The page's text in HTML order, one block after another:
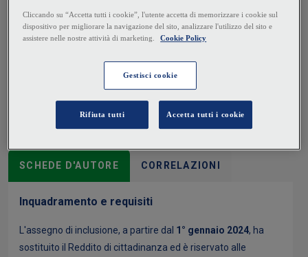
L'Assegno di Inclusione (ADI) rappresenta una
misura di sostegno al reddito e di contrasto alla
povertà, alla fragilità e all'esclusione sociale delle
fasce deboli mediante l'adozione di percorsi di
attiva del lavoro.
SCHEDE D'AUTORE CORRELAZIONI
Inquadramento e requisiti
L'assegno di inclusione, a partire dal 1° gennaio 2024, ha
sostituito il Reddito di cittadinanza ed è riservato alle